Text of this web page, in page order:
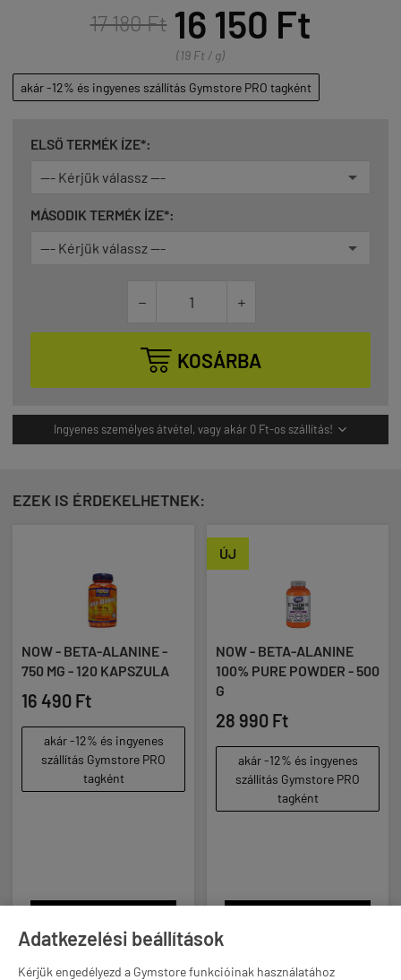
Adatkezelési beállítások
Kérjük engedélyezd a Gymstore funkcióinak használatához
17 180 Ft 16 150 Ft
(19 Ft / g)
akár -12% és ingyenes szállítás Gymstore PRO tagként
ELSŐ TERMÉK ÍZE*:
MÁSODIK TERMÉK ÍZE*:
 
 KOSÁRBA
Ingyenes személyes átvétel, vagy akár 0 Ft-os szállítás! 
EZEK IS ÉRDEKELHETNEK:
NOW - BETA-ALANINE -
750 MG - 120 KAPSZULA
16 490 Ft
akár -12% és ingyenes
szállítás Gymstore PRO
tagként
ÚJ
NOW - BETA-ALANINE
100% PURE POWDER - 500
G
28 990 Ft
akár -12% és ingyenes
szállítás Gymstore PRO
tagként